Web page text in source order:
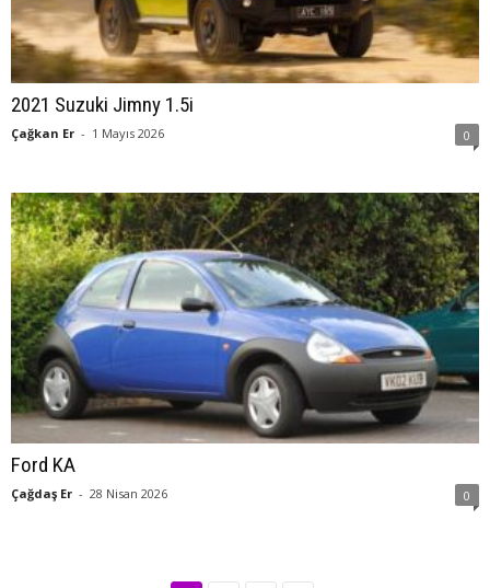
2021 Suzuki Jimny 1.5i
Çağkan Er - 1 Mayıs 2026 0
Ford KA
Çağdaş Er - 28 Nisan 2026 0